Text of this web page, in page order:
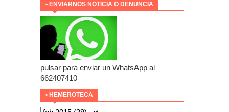
• ENVIARNOS NOTICIA O DENUNCIA
pulsar para enviar un WhatsApp al
662407410
• HEMEROTECA